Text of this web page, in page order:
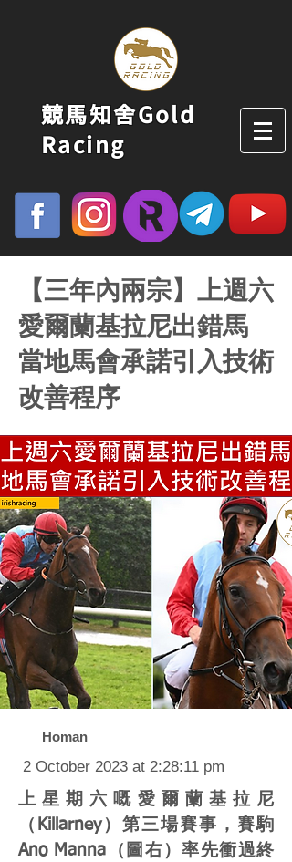
競馬知舍Gold
Racing
【三年內兩宗】上週六
愛爾蘭基拉尼出錯馬
當地馬會承諾引入技術
改善程序
Homan
2 October 2023 at 2:28:11 pm
上星期六嘅愛爾蘭基拉尼
（Killarney）第三場賽事，賽駒
Ano Manna（圖右）率先衝過終